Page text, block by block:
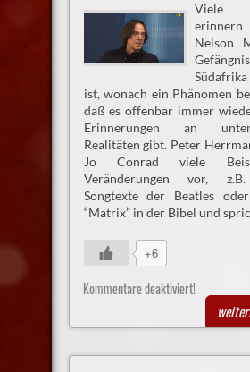
Viele
Nelson
ist, wonach ein Phänomen
daß es offenbar immer
Erinnerungen an
Realitäten gibt. Peter
Jo Conrad viele
Veränderungen vor,
Songtexte der Beatles
“Matrix” in der Bibel und
+6
Kommentare deaktiviert!